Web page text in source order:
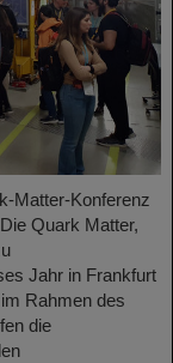
Matter-Konferenz
Quark Matter,
Jahr in Frankfurt
Rahmen des
die